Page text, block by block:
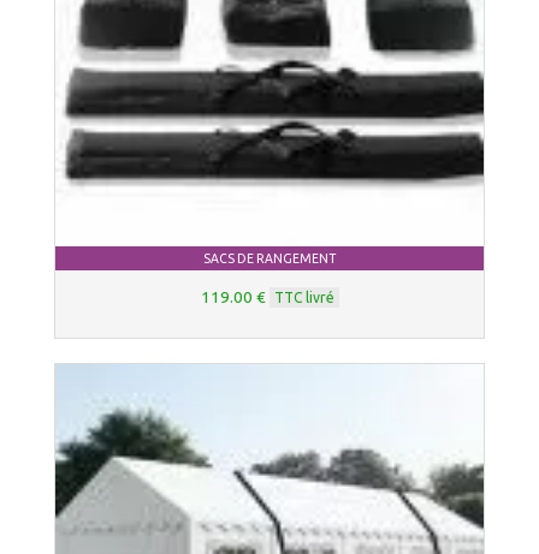
SACS DE RANGEMENT
119.00 € TTC livré